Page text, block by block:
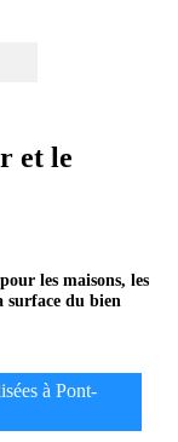
et le
les maisons, les
surface du bien
à Pont-